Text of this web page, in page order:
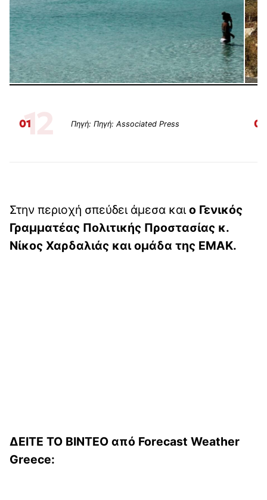
0112 Πηγή: Πηγή: Associated Press 02
Στην περιοχή σπεύδει άμεσα και ο Γενικός
Γραμματέας Πολιτικής Προστασίας κ.
Νίκος Χαρδαλιάς και ομάδα της ΕΜΑΚ.
ΔΕΙΤΕ ΤΟ ΒΙΝΤΕΟ από Forecast Weather
Greece: